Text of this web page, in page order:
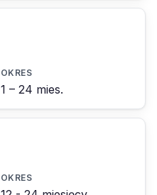
1 – 24 mies.